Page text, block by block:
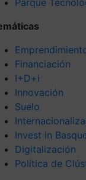
Financiación
I+D+i
Innovación
Suelo
Invest in
Digitalización
Política de